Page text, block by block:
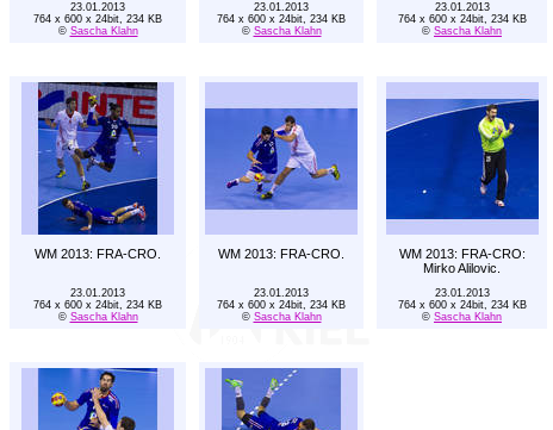
23.01.2013
764 x 600 x 24bit, 234 KB
© Sascha Klahn
23.01.2013
764 x 600 x 24bit, 234 KB
© Sascha Klahn
23.01.2013
764 x 600 x 24bit, 234 KB
© Sascha Klahn
WM 2013: FRA-CRO. WM 2013: FRA-CRO.
WM 2013: FRA-CRO:
Mirko Alilovic.
23.01.2013
764 x 600 x 24bit, 234 KB
© Sascha Klahn
23.01.2013
764 x 600 x 24bit, 234 KB
© Sascha Klahn
23.01.2013
764 x 600 x 24bit, 234 KB
© Sascha Klahn